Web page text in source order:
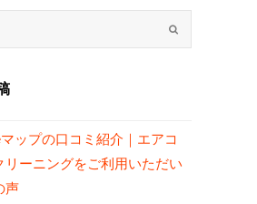
ップの口コミ紹介｜エアコ
リーニングをご利用いただい
声